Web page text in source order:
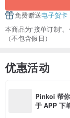
免费赠送电子贺卡
本商品为“接单订制”
（不包含假日）
优惠活动
Pinkoi 帮
于 APP 下